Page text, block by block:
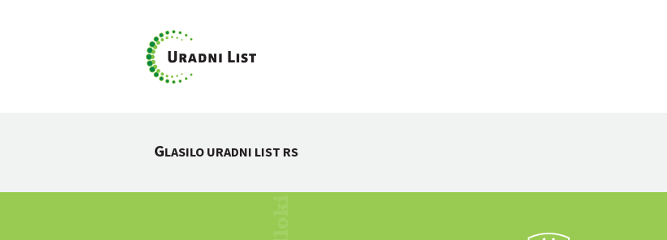
GLASILO URADNI LIST RS